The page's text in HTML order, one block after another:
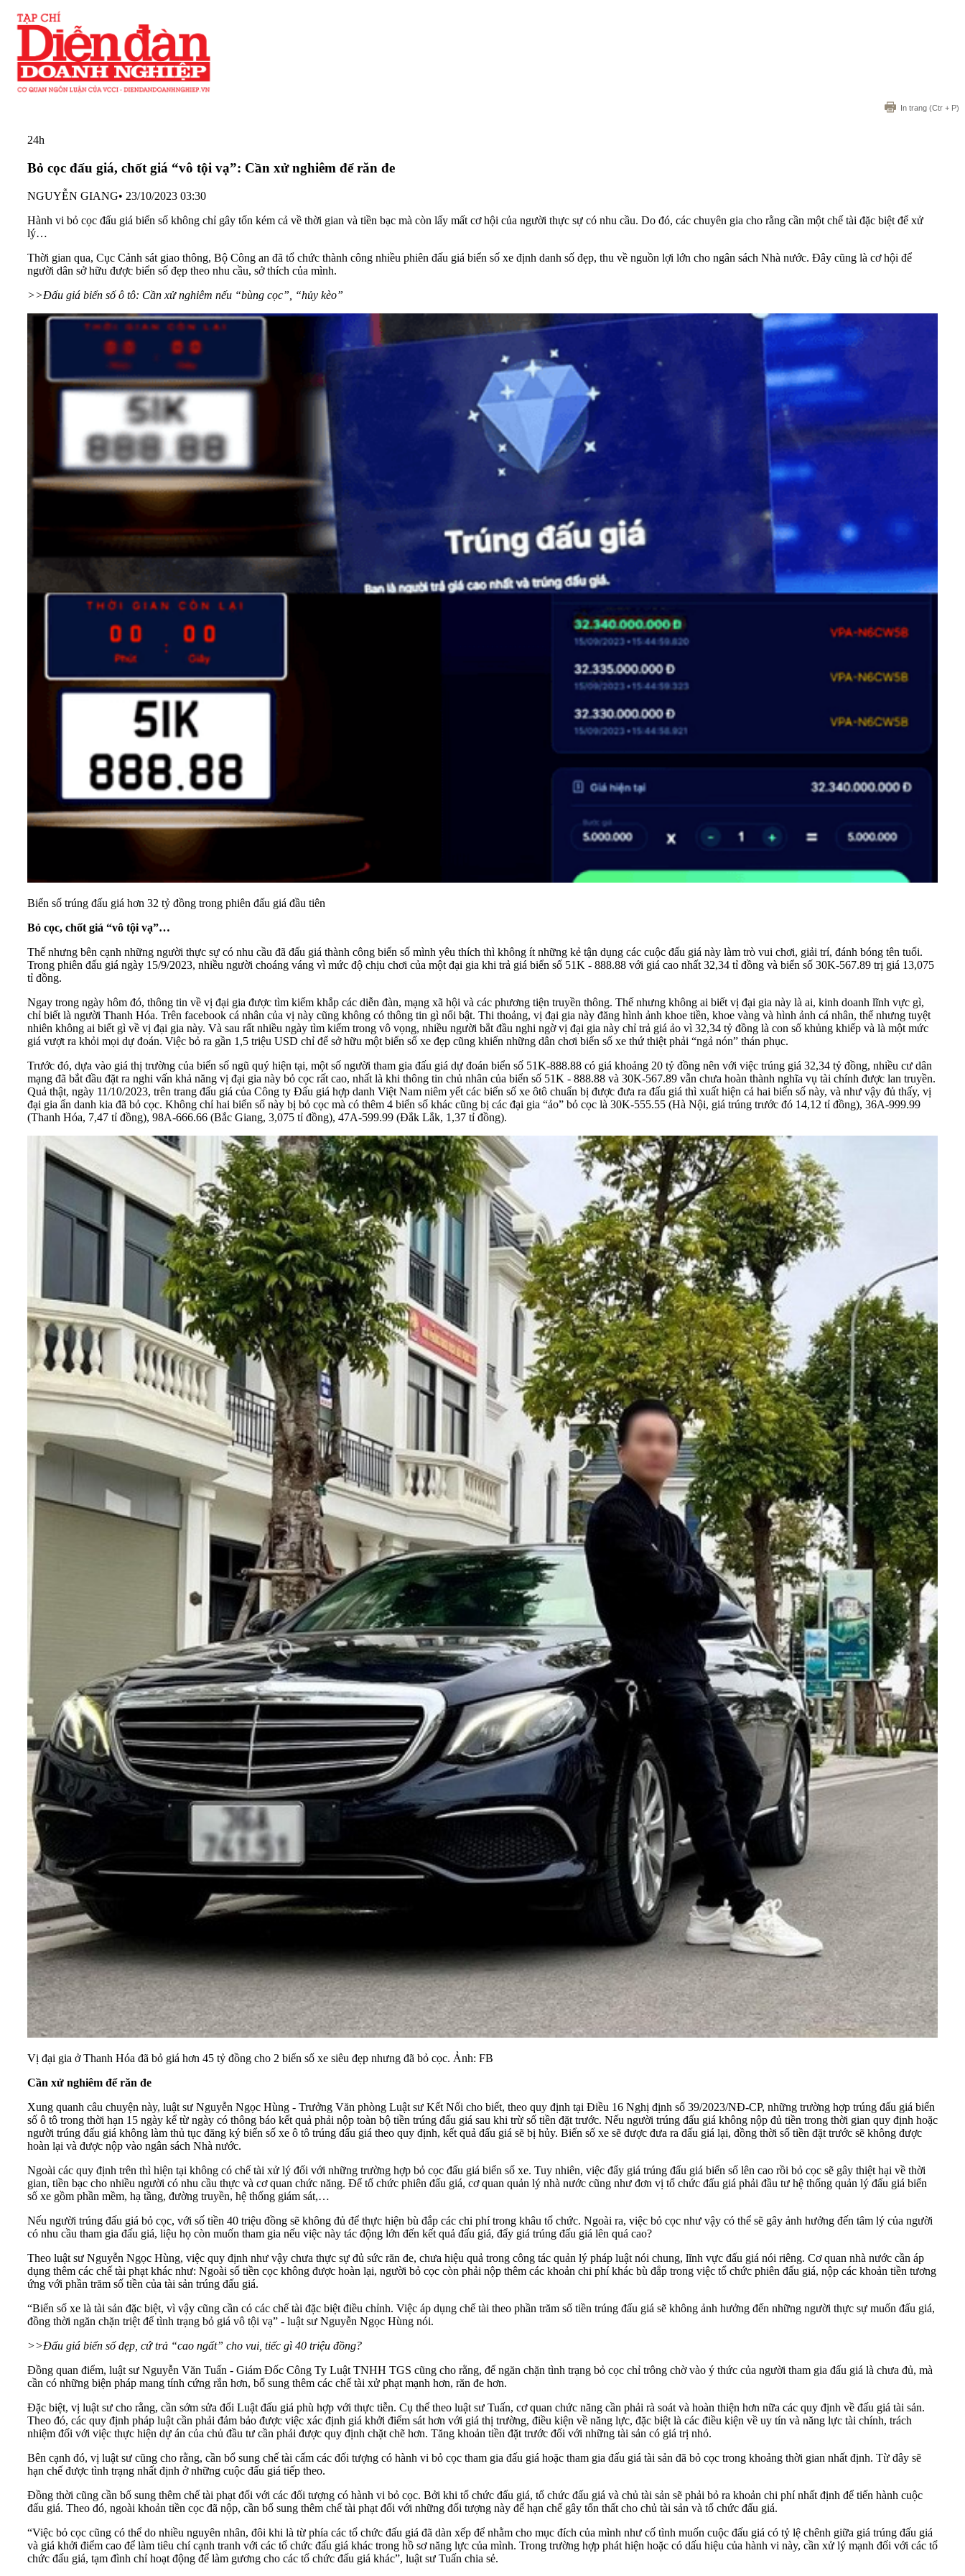
In trang (Ctr + P)
24h
Bỏ cọc đấu giá, chốt giá “vô tội vạ”: Cần xử nghiêm để răn đe
NGUYỄN GIANG• 23/10/2023 03:30
Hành vi bỏ cọc đấu giá biển số không chỉ gây tốn kém cả về thời gian và tiền bạc mà còn lấy mất cơ hội của người thực sự có nhu cầu. Do đó, các chuyên gia cho rằng cần một chế tài đặc biệt để xử
lý…
Thời gian qua, Cục Cảnh sát giao thông, Bộ Công an đã tổ chức thành công nhiều phiên đấu giá biển số xe định danh số đẹp, thu về nguồn lợi lớn cho ngân sách Nhà nước. Đây cũng là cơ hội để
người dân sở hữu được biển số đẹp theo nhu cầu, sở thích của mình.
>>Đấu giá biển số ô tô: Cần xử nghiêm nếu “bùng cọc”, “hủy kèo”
Biển số trúng đấu giá hơn 32 tỷ đồng trong phiên đấu giá đầu tiên
Bỏ cọc, chốt giá “vô tội vạ”…
Thế nhưng bên cạnh những người thực sự có nhu cầu đã đấu giá thành công biển số mình yêu thích thì không ít những kẻ tận dụng các cuộc đấu giá này làm trò vui chơi, giải trí, đánh bóng tên tuổi.
Trong phiên đấu giá ngày 15/9/2023, nhiều người choáng váng vì mức độ chịu chơi của một đại gia khi trả giá biển số 51K - 888.88 với giá cao nhất 32,34 tỉ đồng và biển số 30K-567.89 trị giá 13,075
tỉ đồng.
Ngay trong ngày hôm đó, thông tin về vị đại gia được tìm kiếm khắp các diễn đàn, mạng xã hội và các phương tiện truyền thông. Thế nhưng không ai biết vị đại gia này là ai, kinh doanh lĩnh vực gì,
chỉ biết là người Thanh Hóa. Trên facebook cá nhân của vị này cũng không có thông tin gì nổi bật. Thi thoảng, vị đại gia này đăng hình ảnh khoe tiền, khoe vàng và hình ảnh cá nhân, thế nhưng tuyệt
nhiên không ai biết gì về vị đại gia này. Và sau rất nhiều ngày tìm kiếm trong vô vọng, nhiều người bắt đầu nghi ngờ vị đại gia này chỉ trả giá ảo vì 32,34 tỷ đồng là con số khủng khiếp và là một mức
giá vượt ra khỏi mọi dự đoán. Việc bỏ ra gần 1,5 triệu USD chỉ để sở hữu một biển số xe đẹp cũng khiến những dân chơi biển số xe thứ thiệt phải “ngả nón” thán phục.
Trước đó, dựa vào giá thị trường của biển số ngũ quý hiện tại, một số người tham gia đấu giá dự đoán biển số 51K-888.88 có giá khoảng 20 tỷ đồng nên với việc trúng giá 32,34 tỷ đồng, nhiều cư dân
mạng đã bắt đầu đặt ra nghi vấn khả năng vị đại gia này bỏ cọc rất cao, nhất là khi thông tin chủ nhân của biển số 51K - 888.88 và 30K-567.89 vẫn chưa hoàn thành nghĩa vụ tài chính được lan truyền.
Quả thật, ngày 11/10/2023, trên trang đấu giá của Công ty Đấu giá hợp danh Việt Nam niêm yết các biển số xe ôtô chuẩn bị được đưa ra đấu giá thì xuất hiện cả hai biển số này, và như vậy đủ thấy, vị
đại gia ẩn danh kia đã bỏ cọc. Không chỉ hai biển số này bị bỏ cọc mà có thêm 4 biển số khác cũng bị các đại gia “ảo” bỏ cọc là 30K-555.55 (Hà Nội, giá trúng trước đó 14,12 tỉ đồng), 36A-999.99
(Thanh Hóa, 7,47 tỉ đồng), 98A-666.66 (Bắc Giang, 3,075 tỉ đồng), 47A-599.99 (Đắk Lắk, 1,37 tỉ đồng).
Vị đại gia ở Thanh Hóa đã bỏ giá hơn 45 tỷ đồng cho 2 biển số xe siêu đẹp nhưng đã bỏ cọc. Ảnh: FB
Cần xử nghiêm để răn đe
Xung quanh câu chuyện này, luật sư Nguyễn Ngọc Hùng - Trưởng Văn phòng Luật sư Kết Nối cho biết, theo quy định tại Điều 16 Nghị định số 39/2023/NĐ-CP, những trường hợp trúng đấu giá biển
số ô tô trong thời hạn 15 ngày kể từ ngày có thông báo kết quả phải nộp toàn bộ tiền trúng đấu giá sau khi trừ số tiền đặt trước. Nếu người trúng đấu giá không nộp đủ tiền trong thời gian quy định hoặc
người trúng đấu giá không làm thủ tục đăng ký biển số xe ô tô trúng đấu giá theo quy định, kết quả đấu giá sẽ bị hủy. Biển số xe sẽ được đưa ra đấu giá lại, đồng thời số tiền đặt trước sẽ không được
hoàn lại và được nộp vào ngân sách Nhà nước.
Ngoài các quy định trên thì hiện tại không có chế tài xử lý đối với những trường hợp bỏ cọc đấu giá biển số xe. Tuy nhiên, việc đẩy giá trúng đấu giá biển số lên cao rồi bỏ cọc sẽ gây thiệt hại về thời
gian, tiền bạc cho nhiều người có nhu cầu thực và cơ quan chức năng. Để tổ chức phiên đấu giá, cơ quan quản lý nhà nước cũng như đơn vị tổ chức đấu giá phải đầu tư hệ thống quản lý đấu giá biển
số xe gồm phần mềm, hạ tầng, đường truyền, hệ thống giám sát,…
Nếu người trúng đấu giá bỏ cọc, với số tiền 40 triệu đồng sẽ không đủ để thực hiện bù đắp các chi phí trong khâu tổ chức. Ngoài ra, việc bỏ cọc như vậy có thể sẽ gây ảnh hưởng đến tâm lý của người
có nhu cầu tham gia đấu giá, liệu họ còn muốn tham gia nếu việc này tác động lớn đến kết quả đấu giá, đẩy giá trúng đấu giá lên quá cao?
Theo luật sư Nguyễn Ngọc Hùng, việc quy định như vậy chưa thực sự đủ sức răn đe, chưa hiệu quả trong công tác quản lý pháp luật nói chung, lĩnh vực đấu giá nói riêng. Cơ quan nhà nước cần áp
dụng thêm các chế tài phạt khác như: Ngoài số tiền cọc không được hoàn lại, người bỏ cọc còn phải nộp thêm các khoản chi phí khác bù đắp trong việc tổ chức phiên đấu giá, nộp các khoản tiền tương
ứng với phần trăm số tiền của tài sản trúng đấu giá.
“Biển số xe là tài sản đặc biệt, vì vậy cũng cần có các chế tài đặc biệt điều chỉnh. Việc áp dụng chế tài theo phần trăm số tiền trúng đấu giá sẽ không ảnh hưởng đến những người thực sự muốn đấu giá,
đồng thời ngăn chặn triệt để tình trạng bỏ giá vô tội vạ” - luật sư Nguyễn Ngọc Hùng nói.
>>Đấu giá biển số đẹp, cứ trả “cao ngất” cho vui, tiếc gì 40 triệu đồng?
Đồng quan điểm, luật sư Nguyễn Văn Tuấn - Giám Đốc Công Ty Luật TNHH TGS cũng cho rằng, để ngăn chặn tình trạng bỏ cọc chỉ trông chờ vào ý thức của người tham gia đấu giá là chưa đủ, mà
cần có những biện pháp mang tính cứng rắn hơn, bổ sung thêm các chế tài xử phạt mạnh hơn, răn đe hơn.
Đặc biệt, vị luật sư cho rằng, cần sớm sửa đổi Luật đấu giá phù hợp với thực tiễn. Cụ thể theo luật sư Tuấn, cơ quan chức năng cần phải rà soát và hoàn thiện hơn nữa các quy định về đấu giá tài sản.
Theo đó, các quy định pháp luật cần phải đảm bảo được việc xác định giá khởi điểm sát hơn với giá thị trường, điều kiện về năng lực, đặc biệt là các điều kiện về uy tín và năng lực tài chính, trách
nhiệm đối với việc thực hiện dự án của chủ đầu tư cần phải được quy định chặt chẽ hơn. Tăng khoản tiền đặt trước đối với những tài sản có giá trị nhỏ.
Bên cạnh đó, vị luật sư cũng cho rằng, cần bổ sung chế tài cấm các đối tượng có hành vi bỏ cọc tham gia đấu giá hoặc tham gia đấu giá tài sản đã bỏ cọc trong khoảng thời gian nhất định. Từ đây sẽ
hạn chế được tình trạng nhất định ở những cuộc đấu giá tiếp theo.
Đồng thời cũng cần bổ sung thêm chế tài phạt đối với các đối tượng có hành vi bỏ cọc. Bởi khi tổ chức đấu giá, tổ chức đấu giá và chủ tài sản sẽ phải bỏ ra khoản chi phí nhất định để tiến hành cuộc
đấu giá. Theo đó, ngoài khoản tiền cọc đã nộp, cần bổ sung thêm chế tài phạt đối với những đối tượng này để hạn chế gây tổn thất cho chủ tài sản và tổ chức đấu giá.
“Việc bỏ cọc cũng có thể do nhiều nguyên nhân, đôi khi là từ phía các tổ chức đấu giá đã dàn xếp để nhằm cho mục đích của mình như cố tình muốn cuộc đấu giá có tỷ lệ chênh giữa giá trúng đấu giá
và giá khởi điểm cao để làm tiêu chí cạnh tranh với các tổ chức đấu giá khác trong hồ sơ năng lực của mình. Trong trường hợp phát hiện hoặc có dấu hiệu của hành vi này, cần xử lý mạnh đối với các tổ
chức đấu giá, tạm đình chỉ hoạt động để làm gương cho các tổ chức đấu giá khác”, luật sư Tuấn chia sẻ.